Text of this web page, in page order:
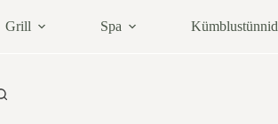
Grill Spa Kümblustünnid